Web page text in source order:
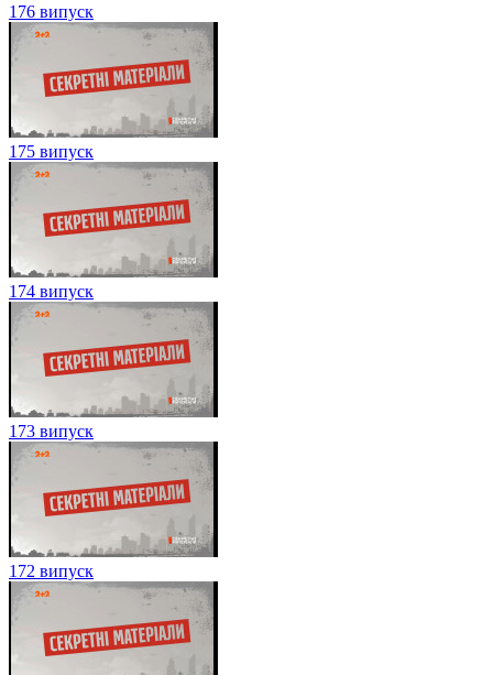
176 випуск
175 випуск
174 випуск
173 випуск
172 випуск